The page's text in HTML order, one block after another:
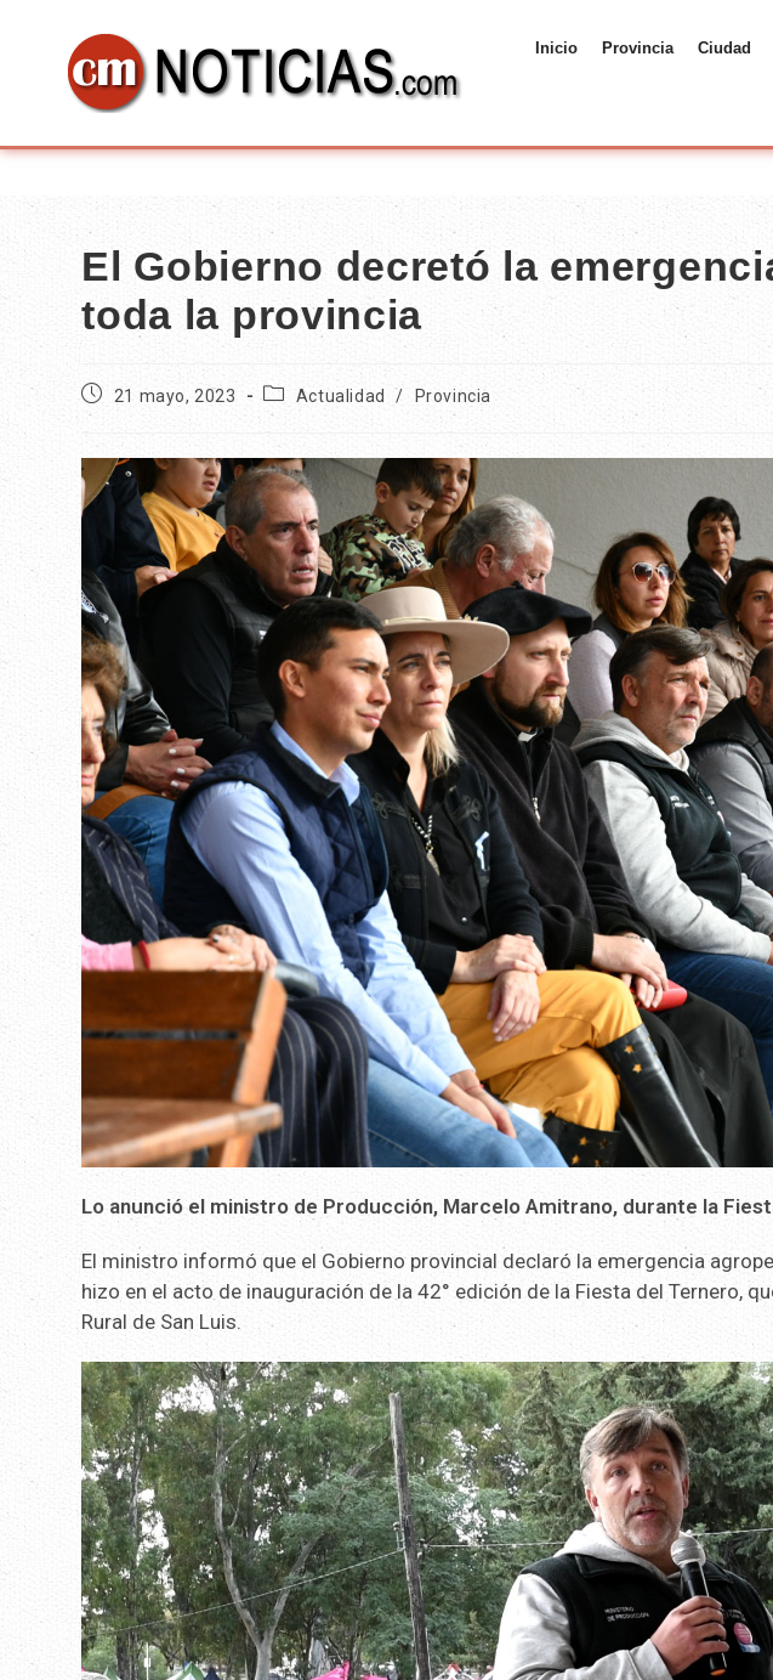
Inicio Provincia Ciudad
El Gobierno decretó la
toda la provincia
21 mayo, 2023 Actualidad / Provincia
Lo anunció el ministro de Producción, Marcelo Amitrano, durante la
El ministro informó que el Gobierno provincial declaró la emergencia
hizo en el acto de inauguración de la 42° edición de la Fiesta del Ternero,
Rural de San Luis.